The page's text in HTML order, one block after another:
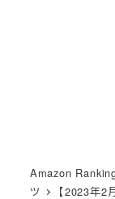
Amazon
ツ
【2023年2